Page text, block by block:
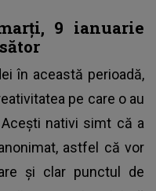
9 ianuarie
în această perioadă,
pe care o au
nativi simt că a
astfel că vor
și clar punctul de